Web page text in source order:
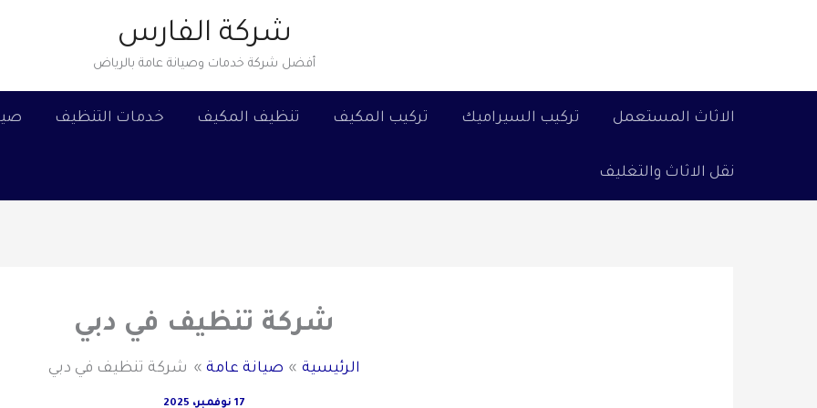
شركة الفارس
أفضل شركة خدمات وصيانة عامة بالرياض
الاثاث المستعمل تركيب السيراميك تركيب المكيف تنظيف المكيف خدمات التنظيف
نقل الاثاث والتغليف
شركة تنظيف في دبي
الرئيسية صيانة عامة شركة تنظيف في دبي
17 نوفمبر، 2025